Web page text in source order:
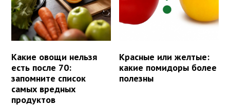
Какие овощи нельзя
есть после 70:
запомните список
самых вредных
продуктов
Красные или желтые:
какие помидоры более
полезны